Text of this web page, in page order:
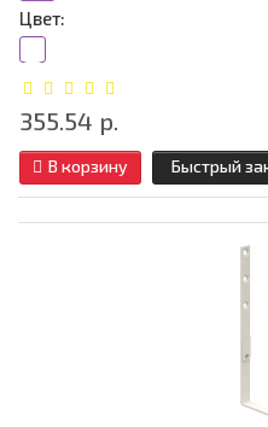
Цвет:
355.54 р.
В корзину Быстрый